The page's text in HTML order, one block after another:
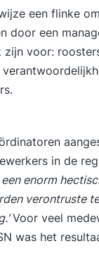
een flinke
een
voor:
in de
enorm
verontruste
Voor veel
was het